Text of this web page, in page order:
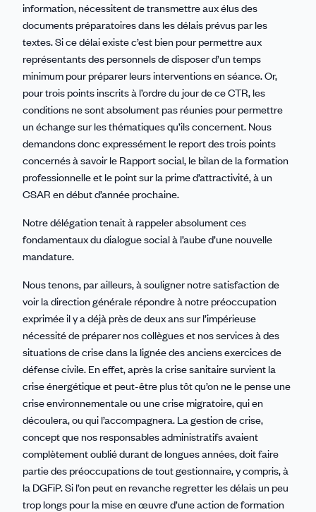
information, nécessitent de transmettre aux élus des
documents préparatoires dans les délais prévus par les
textes. Si ce délai existe c’est bien pour permettre aux
représentants des personnels de disposer d’un temps
minimum pour préparer leurs interventions en séance. Or,
pour trois points inscrits à l’ordre du jour de ce CTR, les
conditions ne sont absolument pas réunies pour permettre
un échange sur les thématiques qu’ils concernent. Nous
demandons donc expressément le report des trois points
concernés à savoir le Rapport social, le bilan de la formation
professionnelle et le point sur la prime d’attractivité, à un
CSAR en début d’année prochaine.
Notre délégation tenait à rappeler absolument ces
fondamentaux du dialogue social à l’aube d’une nouvelle
mandature.
Nous tenons, par ailleurs, à souligner notre satisfaction de
voir la direction générale répondre à notre préoccupation
exprimée il y a déjà près de deux ans sur l’impérieuse
nécessité de préparer nos collègues et nos services à des
situations de crise dans la lignée des anciens exercices de
défense civile. En effet, après la crise sanitaire survient la
crise énergétique et peut-être plus tôt qu’on ne le pense une
crise environnementale ou une crise migratoire, qui en
découlera, ou qui l’accompagnera. La gestion de crise,
concept que nos responsables administratifs avaient
complètement oublié durant de longues années, doit faire
partie des préoccupations de tout gestionnaire, y compris, à
la DGFiP. Si l’on peut en revanche regretter les délais un peu
trop longs pour la mise en œuvre d’une action de formation